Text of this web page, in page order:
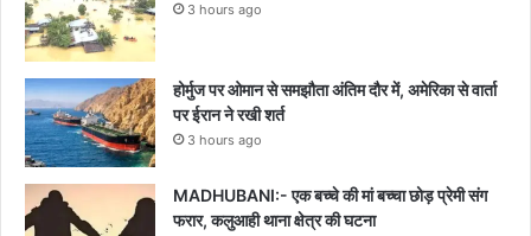
3 hours ago
होर्मुज पर ओमान से समझौता अंतिम दौर में, अमेरिका से वार्ता
पर ईरान ने रखी शर्त
3 hours ago
MADHUBANI:- एक बच्चे की मां बच्चा छोड़ प्रेमी संग
फरार, कलुआही थाना क्षेत्र की घटना